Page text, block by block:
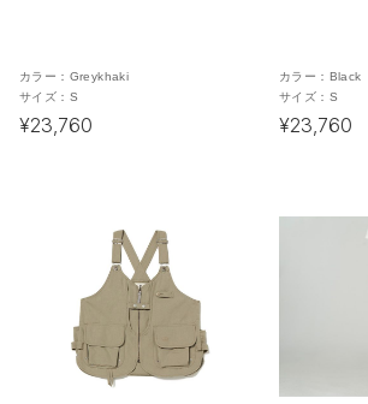
カラー： Greykhaki
サイズ： S
¥23,760
カラー： Black
サイズ： S
¥23,760